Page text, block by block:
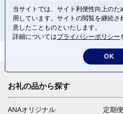
※レビューは、個人の主観による感想・体
能を保証するものでは
お礼の品から探す
ANAオリジナル
定期便
当サイトでは、サイト利便性向上のた
用しています。サイトの閲覧を継続さ
意したことものといたします。
詳細についてはプライバシーポリシー
OK